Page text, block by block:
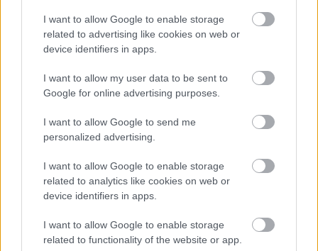
I want to allow Google to enable storage
related to advertising like cookies on web or
device identifiers in apps.
I want to allow my user data to be sent to
Google for online advertising purposes.
I want to allow Google to send me
personalized advertising.
I want to allow Google to enable storage
related to analytics like cookies on web or
device identifiers in apps.
I want to allow Google to enable storage
related to functionality of the website or app.
A nézők azonban biztosak lehetnek abban, hogy Mihályfi
Luca és Hegyes Berci emlékezetes nyomot hagytak maguk
után – a színpadon és azon kívül is. A Dancing with the Stars
igazi nyertesei nem mindig azok, akik a döntőben állnak,
hanem azok, akik szívvel-lélekkel adnak mindent, amit csak